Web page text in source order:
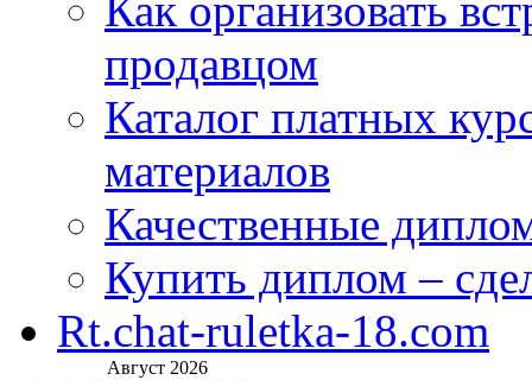
Как организовать
продавцом
Каталог платных
материалов
Качественные
Купить диплом –
Rt.chat-ruletka-18.com
Август 2026